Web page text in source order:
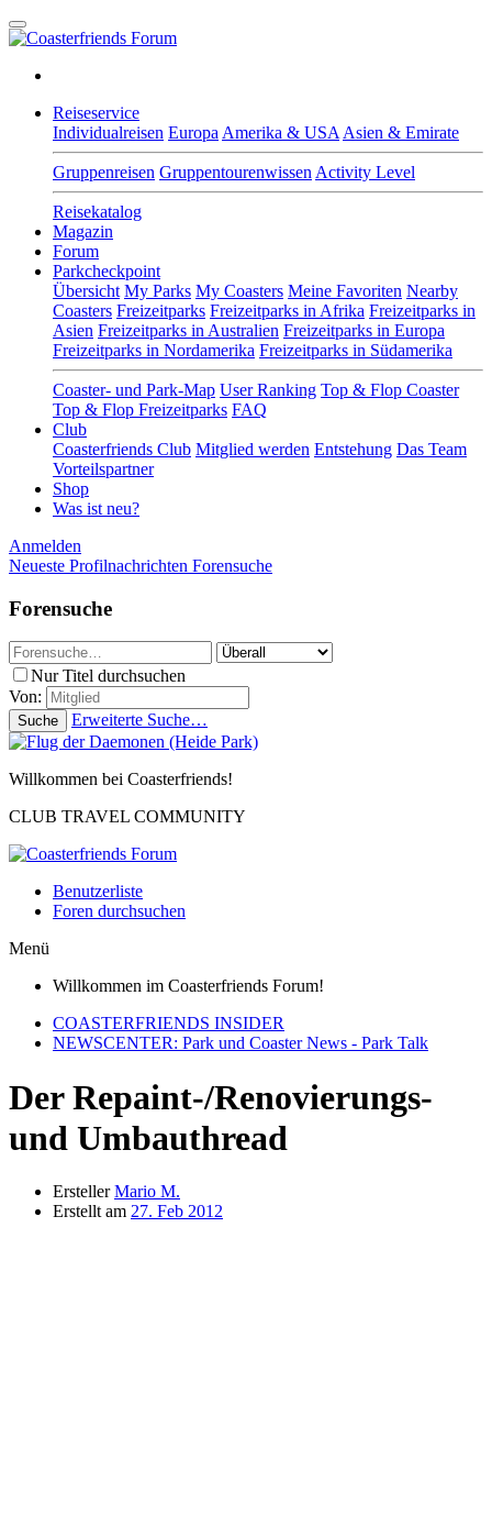
Reiseservice
Individualreisen Europa Amerika & USA Asien & Emirate
Gruppenreisen Gruppentourenwissen Activity Level
Reisekatalog
Magazin
Forum
Parkcheckpoint
Übersicht My Parks My Coasters Meine Favoriten Nearby
Coasters Freizeitparks Freizeitparks in Afrika Freizeitparks in
Asien Freizeitparks in Australien Freizeitparks in Europa
Freizeitparks in Nordamerika Freizeitparks in Südamerika
Coaster- und Park-Map User Ranking Top & Flop Coaster
Top & Flop Freizeitparks FAQ
Club
Coasterfriends Club Mitglied werden Entstehung Das Team
Vorteilspartner
Shop
Was ist neu?
Anmelden
Neueste Profilnachrichten Forensuche
Forensuche
Nur Titel durchsuchen
Von:
Suche Erweiterte Suche…
Willkommen bei Coasterfriends!
CLUB TRAVEL COMMUNITY
Benutzerliste
Foren durchsuchen
Menü
Willkommen im Coasterfriends Forum!
COASTERFRIENDS INSIDER
NEWSCENTER: Park und Coaster News - Park Talk
Der Repaint-/Renovierungs-
und Umbauthread
Ersteller Mario M.
Erstellt am 27. Feb 2012